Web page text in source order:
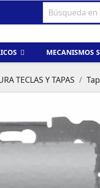
MECANISMOS
TECLAS Y TAPAS